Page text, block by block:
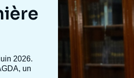
2026.
un
avant